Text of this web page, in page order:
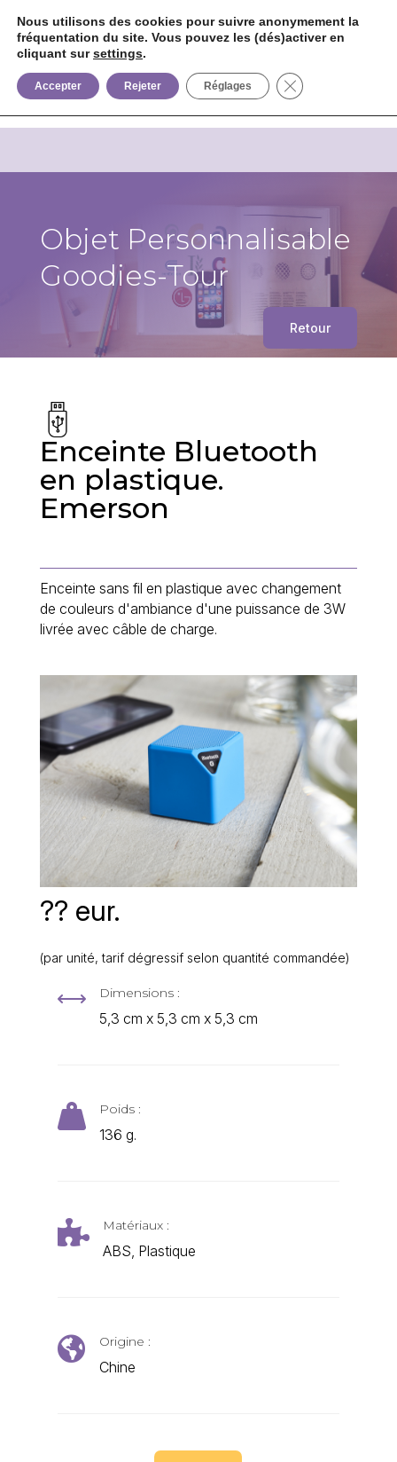
 
Objet Personnalisable
Goodies-Tour
Retour
?? eur.
(par unité, tarif dégressif selon quantité commandée)
Enceinte Bluetooth
en plastique.
Emerson
Enceinte sans fil en plastique avec changement
de couleurs d'ambiance d'une puissance de 3W
livrée avec câble de charge.
, Dimensions :
5,3 cm x 5,3 cm x 5,3 cm
 Poids :
136 g.
 Matériaux :
ABS, Plastique
 Origine :
Chine
Nous utilisons des cookies pour suivre anonymement la
fréquentation du site. Vous pouvez les (dés)activer en
cliquant sursettings.
Accepter Rejeter Réglages Fermer la